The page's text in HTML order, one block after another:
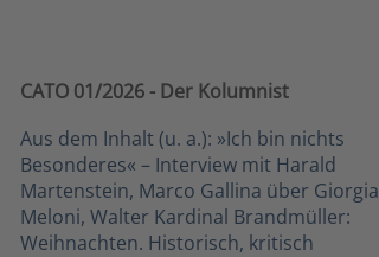
CATO 01/2026 - Der Kolumnist
Aus dem Inhalt (u. a.): »Ich bin nichts
Besonderes« – Interview mit Harald
Martenstein, Marco Gallina über Giorgia
Meloni, Walter Kardinal Brandmüller:
Weihnachten. Historisch, kritisch